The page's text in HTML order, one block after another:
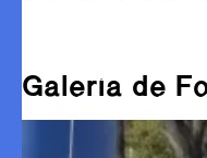
Galería de